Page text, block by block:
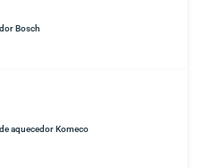
Bosch
aquecedor Komeco